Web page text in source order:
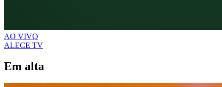
AO VIVO
ALECE TV
Em alta